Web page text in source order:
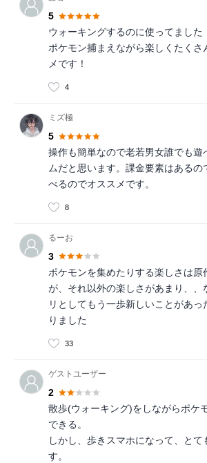
5
ウォーキングするのに使ってました
ポケモン捕まえながら楽しくたくさ
メです！
4
ミズ極
5
操作も簡単なので老若男女誰でも遊
ムだと思います。課金要素はあるの
べるのでオススメです。
8
るーお
3
ポケモンを集めたりする楽しさは原
が、それ以外の楽しさがあまり、、
リとしてもう一歩新しいことがあっ
りました
33
ゲストユーザー
2
散歩(ウォーキング)をしながらポケ
できる。
しかし、歩きスマホになって、とて
す。